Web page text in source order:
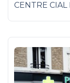
CENTRE